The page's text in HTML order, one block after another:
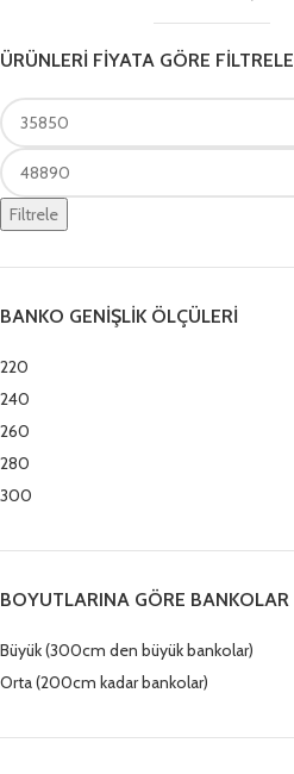
ÜRÜNLERİ FİYATA GÖRE FİLTRELE
Filtrele
BANKO GENIŞLIK ÖLÇÜLERI
220
240
260
280
300
BOYUTLARINA GÖRE BANKOLAR
Büyük (300cm den büyük bankolar)
Orta (200cm kadar bankolar)